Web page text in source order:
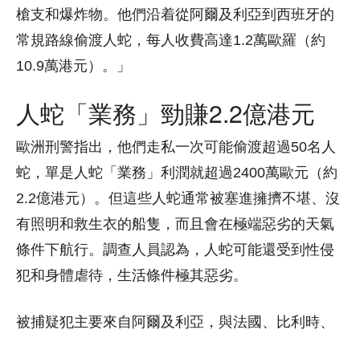
槍支和爆炸物。他們沿着從阿爾及利亞到西班牙的
常規路線偷渡人蛇，每人收費高達1.2萬歐羅（約
10.9萬港元）。」
人蛇「業務」勁賺2.2億港元
歐洲刑警指出，他們走私一次可能偷渡超過50名人
蛇，單是人蛇「業務」利潤就超過2400萬歐元（約
2.2億港元）。但這些人蛇通常被塞進擁擠不堪、沒
有照明和救生衣的船隻，而且會在極端惡劣的天氣
條件下航行。調查人員認為，人蛇可能還受到性侵
犯和身體虐待，生活條件極其惡劣。
被捕疑犯主要來自阿爾及利亞，與法國、比利時、